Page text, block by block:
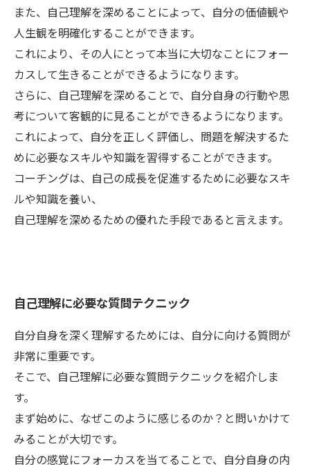
また、自己理解を深めることによって、自分の価値観や
人生観を明確化することができます。
これにより、その人にとって本当に大切なことにフォー
カスして生きることができるようになります。
さらに、自己理解を深めることで、自分自身の行動や思
考について客観的に見ることができるようになります。
これによって、自分を正しく評価し、問題を解決するた
めに必要なスキルや知識を習得することができます。
コーチングは、自己の成長を促進するために必要なスキ
ルや知識を養い、
自己理解を深めるための優れた手段であると言えます。
自己理解に必要な質問テクニック
自分自身を深く理解するためには、自分に向ける質問が
非常に重要です。
そこで、自己理解に必要な質問テクニックを紹介しま
す。
まず始めに、なぜこのように感じるのか？と問いかけて
みることが大切です。
自分の感覚にフォーカスを当てることで、自分自身の内